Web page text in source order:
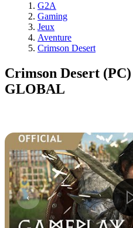
G2A
Gaming
Jeux
Aventure
Crimson Desert
Crimson Desert
GLOBAL